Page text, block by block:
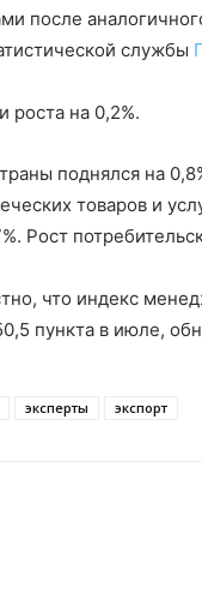
после
службы
роста на 0,2%.
поднялся на
товаров и
Рост
что индекс
пункта в июле,
эксперты экспорт